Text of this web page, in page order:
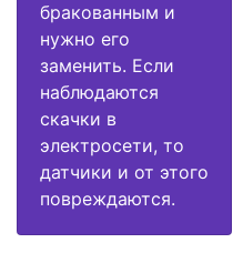
бракованным и
нужно его
заменить. Если
наблюдаются
скачки в
электросети, то
датчики и от этого
повреждаются.